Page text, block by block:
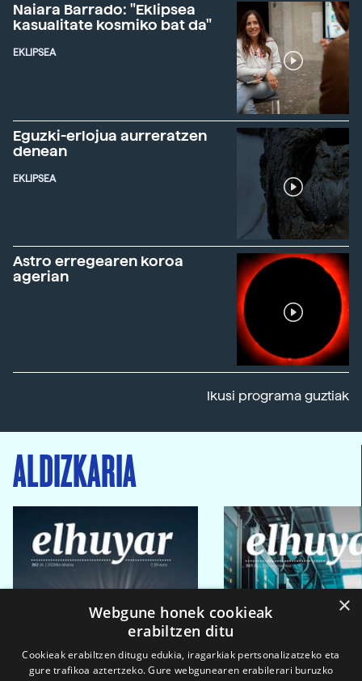
Naiara Barrado: "Eklipsea
kasualitate kosmiko bat da"
EKLIPSEA
Eguzki-erlojua aurreratzen
denean
EKLIPSEA
Astro erregearen koroa
agerian
Ikusi programa guztiak
ALDIZKARIA
×
Webgune honek cookieak
erabiltzen ditu
Cookieak erabiltzen ditugu edukia, iragarkiak pertsonalizatzeko eta
gure trafikoa aztertzeko. Gure webgunearen erabilerari buruzko